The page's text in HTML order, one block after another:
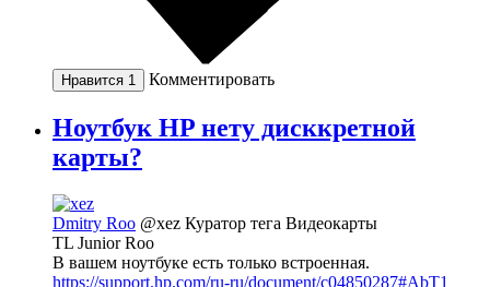
Нравится 1 Комментировать
Ноутбук HP нету дисккретной
карты?
Dmitry Roo @xez Куратор тега Видеокарты
TL Junior Roo
В вашем ноутбуке есть только встроенная.
https://support.hp.com/ru-ru/document/c04850287#AbT1